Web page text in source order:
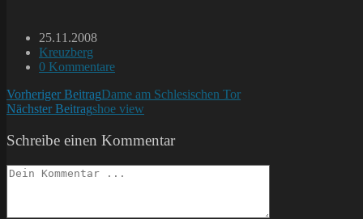
Beitrag
veröffentlicht:
25.11.2008
Beitrags-
Kategorie:
Kreuzberg
Beitrags-
0 Kommentare
Weitere
Artikel
ansehen
Vorheriger BeitragDame am Schlesischen Tor
Nächster Beitragshoe view
Schreibe einen Kommentar
Kommentieren